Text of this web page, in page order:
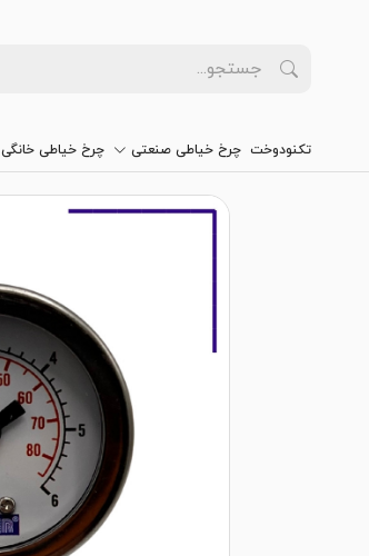
تکنودوخت چرخ خیاطی صنعتی چرخ خیاطی خانگی